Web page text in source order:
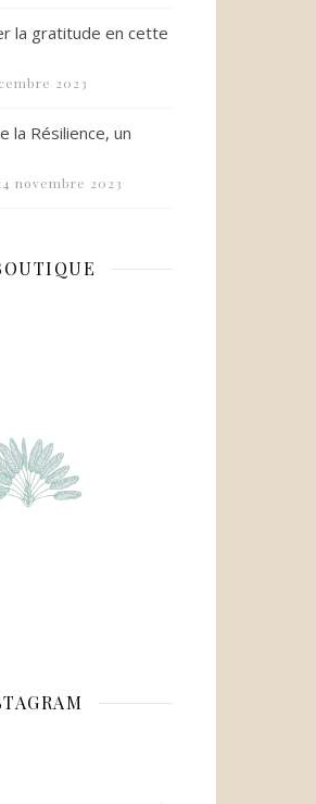
la gratitude en cette
2023
la Résilience, un
novembre 2023